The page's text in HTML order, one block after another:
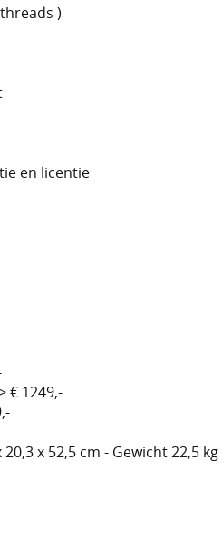
)
en licentie
€ 1249,-
x 52,5 cm - Gewicht 22,5 kg